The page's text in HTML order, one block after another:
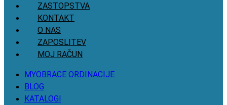
ZASTOPSTVA
KONTAKT
O NAS
ZAPOSLITEV
MOJ RAČUN
MYOBRACE ORDINACIJE
BLOG
KATALOGI